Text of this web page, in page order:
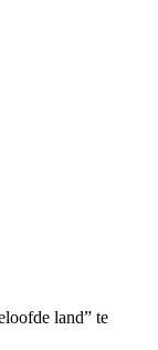
land” te